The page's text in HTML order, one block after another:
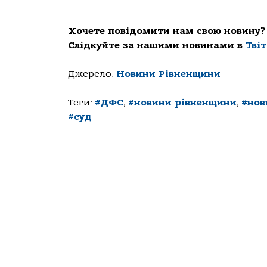
Хочете повідомити нам свою
Слідкуйте за нашими новинами в
Джерело: Новини Рівненщини
Теги: #ДФС, #новини рівненщини,
#суд